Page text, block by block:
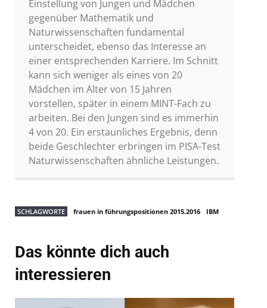
Einstellung von Jungen und Mädchen
gegenüber Mathematik und
Naturwissenschaften fundamental
unterscheidet, ebenso das Interesse an
einer entsprechenden Karriere. Im Schnitt
kann sich weniger als eines von 20
Mädchen im Alter von 15 Jahren
vorstellen, später in einem MINT-Fach zu
arbeiten. Bei den Jungen sind es immerhin
4 von 20. Ein erstaunliches Ergebnis, denn
beide Geschlechter erbringen im PISA-Test
Naturwissenschaften ähnliche Leistungen.
SCHLAGWORTE frauen in führungspositionen 2015.2016 IBM
Das könnte dich auch
interessieren